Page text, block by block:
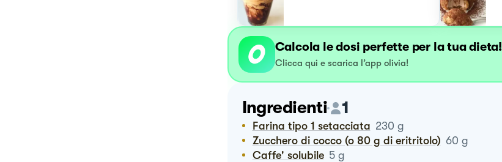
Calcola le dosi perfette per la tua dieta!
Clicca qui e scarica l’app olivia!
Ingredienti 1
Farina tipo 1 setacciata 230 g
Zucchero di cocco (o 80 g di eritritolo) 60 g
Caffe' solubile 5 g